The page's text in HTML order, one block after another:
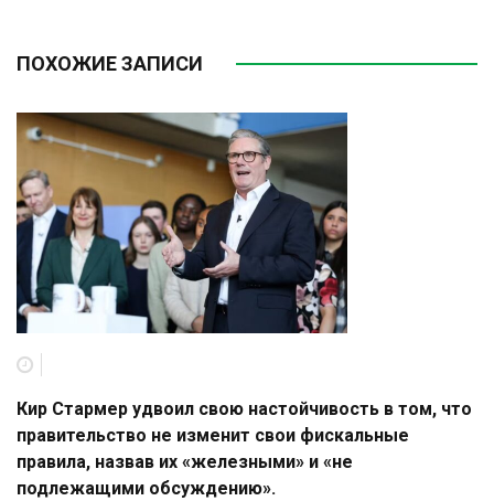
ПОХОЖИЕ ЗАПИСИ
Кир Стармер удвоил свою настойчивость в том, что
правительство не изменит свои фискальные
правила, назвав их «железными» и «не
подлежащими обсуждению».